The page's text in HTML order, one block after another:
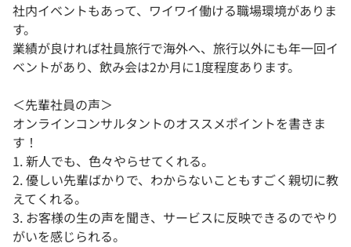
社内イベントもあって、ワイワイ働ける職場環境がありま
す。
業績が良ければ社員旅行で海外へ、旅行以外にも年一回イ
ベントがあり、飲み会は2か月に1度程度あります。
＜先輩社員の声＞
オンラインコンサルタントのオススメポイントを書きま
す！
1. 新人でも、色々やらせてくれる。
2. 優しい先輩ばかりで、わからないこともすごく親切に教
えてくれる。
3. お客様の生の声を聞き、サービスに反映できるのでやり
がいを感じられる。